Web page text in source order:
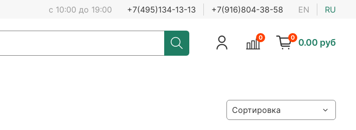
с 10:00 до 19:00 +7(495)134-13-13 +7(916)804-38-58 EN RU
0 0 0.00 руб